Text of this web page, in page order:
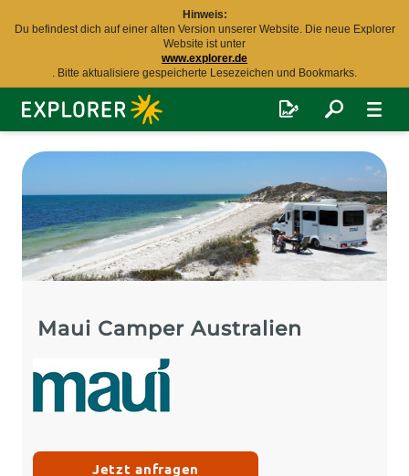
Hinweis:
Du befindest dich auf einer alten Version unserer Website. Die neue Explorer
Website ist unter
www.explorer.de
. Bitte aktualisiere gespeicherte Lesezeichen und Bookmarks.
Explorer
Fernreisen
Maui Camper Australien
Jetzt anfragen